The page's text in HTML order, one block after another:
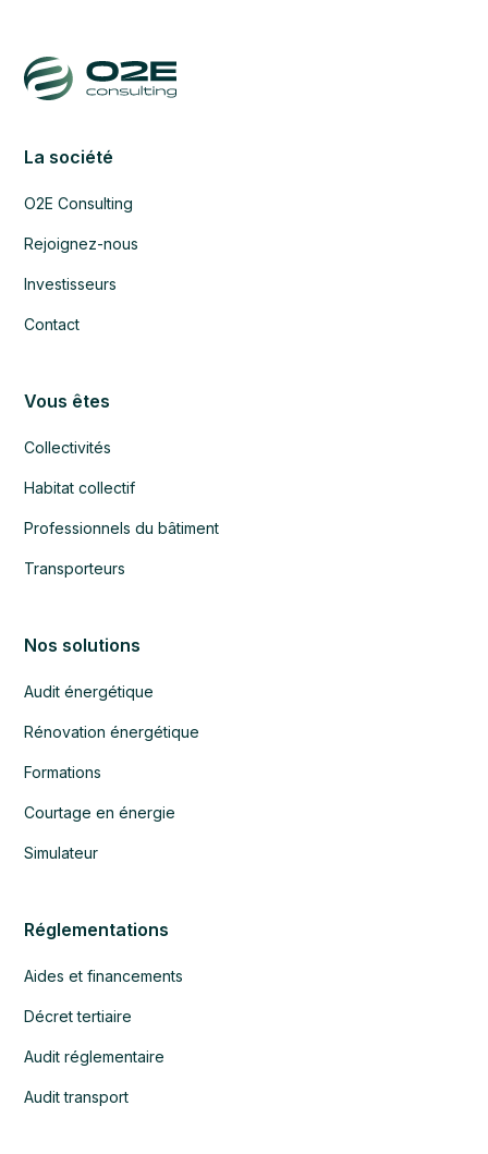
La société
O2E Consulting
Rejoignez-nous
Investisseurs
Contact
Vous êtes
Collectivités
Habitat collectif
Professionnels du bâtiment
Transporteurs
Nos solutions
Audit énergétique
Rénovation énergétique
Formations
Courtage en énergie
Simulateur
Réglementations
Aides et financements
Décret tertiaire
Audit réglementaire
Audit transport